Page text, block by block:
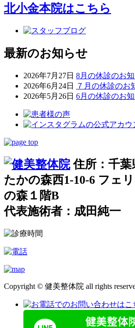
北小金本院はこちら
最新のお知らせ
2026年7月27日 8月の休診のお
2026年6月24日
７月の休診のお
2026年5月26日 6月の休診のお
住所：千
たかの森西1-10-6 フェ
の森１階B
代表施術者：成田純一
Copyright © 健美整体院 all rights